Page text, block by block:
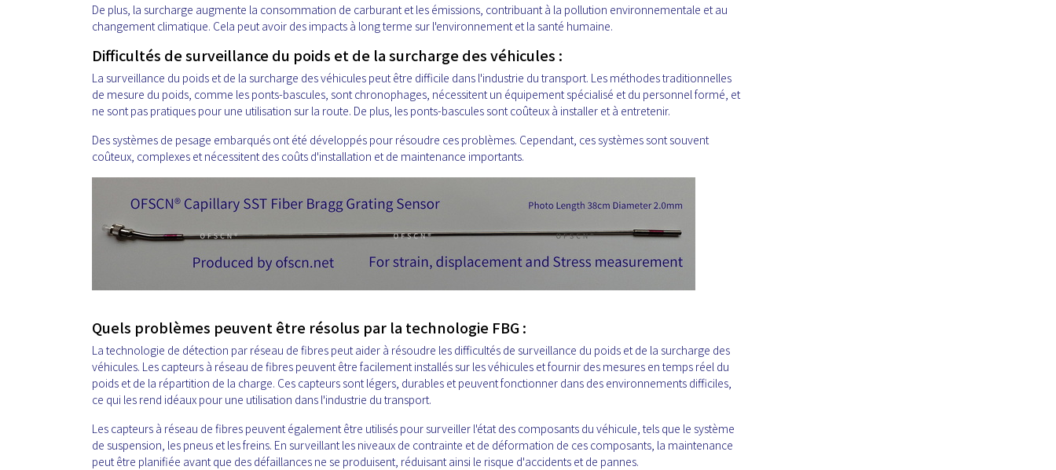
De plus, la surcharge augmente la consommation de carburant et les émissions, contribuant à la pollution environnementale et au
changement climatique. Cela peut avoir des impacts à long terme sur l'environnement et la santé humaine.
Difficultés de surveillance du poids et de la surcharge des véhicules :
La surveillance du poids et de la surcharge des véhicules peut être difficile dans l'industrie du transport. Les méthodes traditionnelles
de mesure du poids, comme les ponts-bascules, sont chronophages, nécessitent un équipement spécialisé et du personnel formé, et
ne sont pas pratiques pour une utilisation sur la route. De plus, les ponts-bascules sont coûteux à installer et à entretenir.
Des systèmes de pesage embarqués ont été développés pour résoudre ces problèmes. Cependant, ces systèmes sont souvent
coûteux, complexes et nécessitent des coûts d'installation et de maintenance importants.
Quels problèmes peuvent être résolus par la technologie FBG :
La technologie de détection par réseau de fibres peut aider à résoudre les difficultés de surveillance du poids et de la surcharge des
véhicules. Les capteurs à réseau de fibres peuvent être facilement installés sur les véhicules et fournir des mesures en temps réel du
poids et de la répartition de la charge. Ces capteurs sont légers, durables et peuvent fonctionner dans des environnements difficiles,
ce qui les rend idéaux pour une utilisation dans l'industrie du transport.
Les capteurs à réseau de fibres peuvent également être utilisés pour surveiller l'état des composants du véhicule, tels que le système
de suspension, les pneus et les freins. En surveillant les niveaux de contrainte et de déformation de ces composants, la maintenance
peut être planifiée avant que des défaillances ne se produisent, réduisant ainsi le risque d'accidents et de pannes.